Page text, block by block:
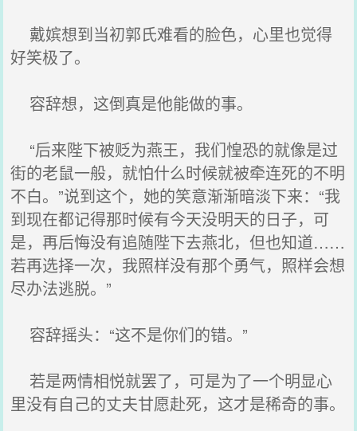
戴嫔想到当初郭氏难看的脸色，心里也觉得
好笑极了。
容辞想，这倒真是他能做的事。
“后来陛下被贬为燕王，我们惶恐的就像是过
街的老鼠一般，就怕什么时候就被牵连死的不明
不白。”说到这个，她的笑意渐渐暗淡下来：“我
到现在都记得那时候有今天没明天的日子，可
是，再后悔没有追随陛下去燕北，但也知道……
若再选择一次，我照样没有那个勇气，照样会想
尽办法逃脱。”
容辞摇头：“这不是你们的错。”
若是两情相悦就罢了，可是为了一个明显心
里没有自己的丈夫甘愿赴死，这才是稀奇的事。